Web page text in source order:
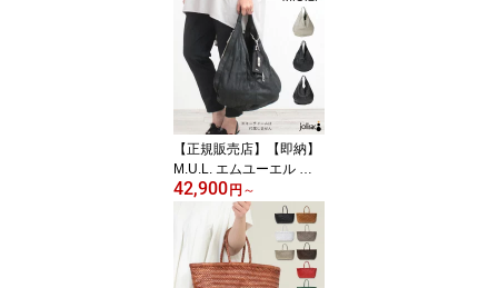
ーン ロングノーズスクエ
ア ストラップ レザー エ
ナメル ファー ローヒー
ル きれいめトレンド 人
気 レディース 日本製 正
規品【▼30】
【正規販売店】【即納】
M.U.L. エムユーエル バ
ッグ バーティカルトート
ソフトダメージオイルレ
ザー MUL-101 | mul bag
牛革 経年変化 かっこい
い SNS インスタグラム i
42,900 円 ～